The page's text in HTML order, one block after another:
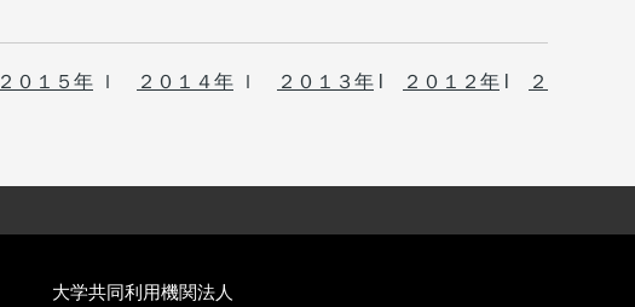
２０１５年 ｌ ２０１４年 ｌ ２０１３年 ２０１２年
２
大学共同利用機関法人